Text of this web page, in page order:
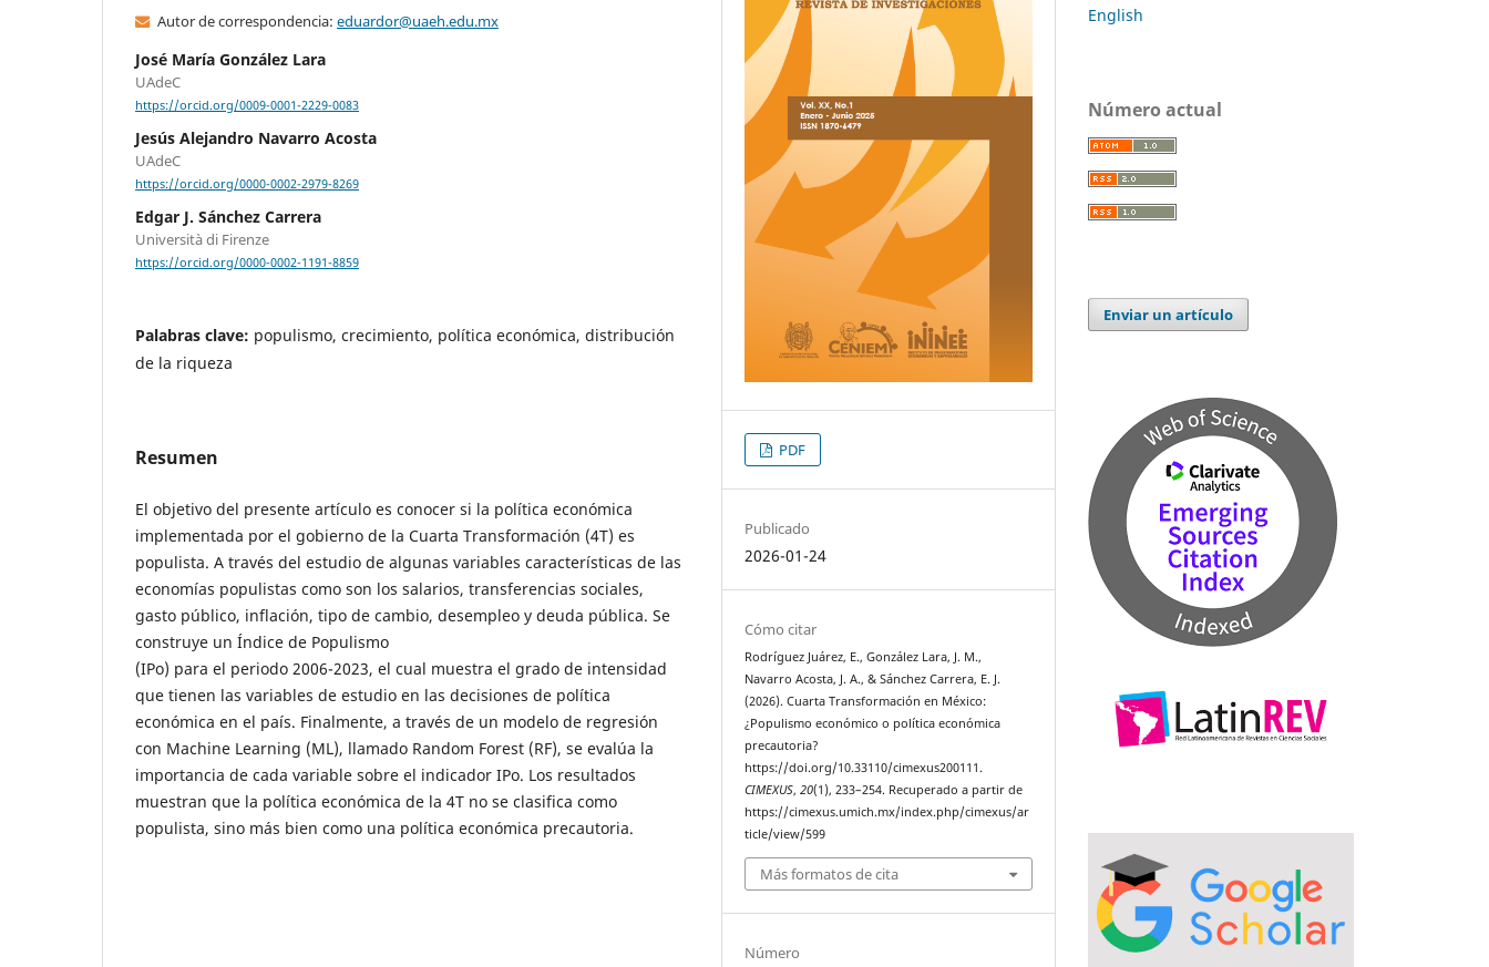
Autor de correspondencia: eduardor@uaeh.edu.mx
José María González Lara
UAdeC
https://orcid.org/0009-0001-2229-0083
Jesús Alejandro Navarro Acosta
UAdeC
https://orcid.org/0000-0002-2979-8269
Edgar J. Sánchez Carrera
Università di Firenze
https://orcid.org/0000-0002-1191-8859
Palabras clave: populismo, crecimiento, política económica, distribución
de la riqueza
Resumen
El objetivo del presente artículo es conocer si la política económica
implementada por el gobierno de la Cuarta Transformación (4T) es
populista. A través del estudio de algunas variables características de las
economías populistas como son los salarios, transferencias sociales,
gasto público, inflación, tipo de cambio, desempleo y deuda pública. Se
construye un Índice de Populismo
(IPo) para el periodo 2006-2023, el cual muestra el grado de intensidad
que tienen las variables de estudio en las decisiones de política
económica en el país. Finalmente, a través de un modelo de regresión
con Machine Learning (ML), llamado Random Forest (RF), se evalúa la
importancia de cada variable sobre el indicador IPo. Los resultados
muestran que la política económica de la 4T no se clasifica como
populista, sino más bien como una política económica precautoria.
PDF
Publicado
2026-01-24
Cómo citar
Rodríguez Juárez, E., González Lara, J. M.,
Navarro Acosta, J. A., & Sánchez Carrera, E. J.
(2026). Cuarta Transformación en México:
¿Populismo económico o política económica
precautoria?
https://doi.org/10.33110/cimexus200111.
CIMEXUS,20(1), 233–254. Recuperado a partir de
https://cimexus.umich.mx/index.php/cimexus/ar
ticle/view/599
Más formatos de cita
Número
English
Número actual
Enviar un artículo